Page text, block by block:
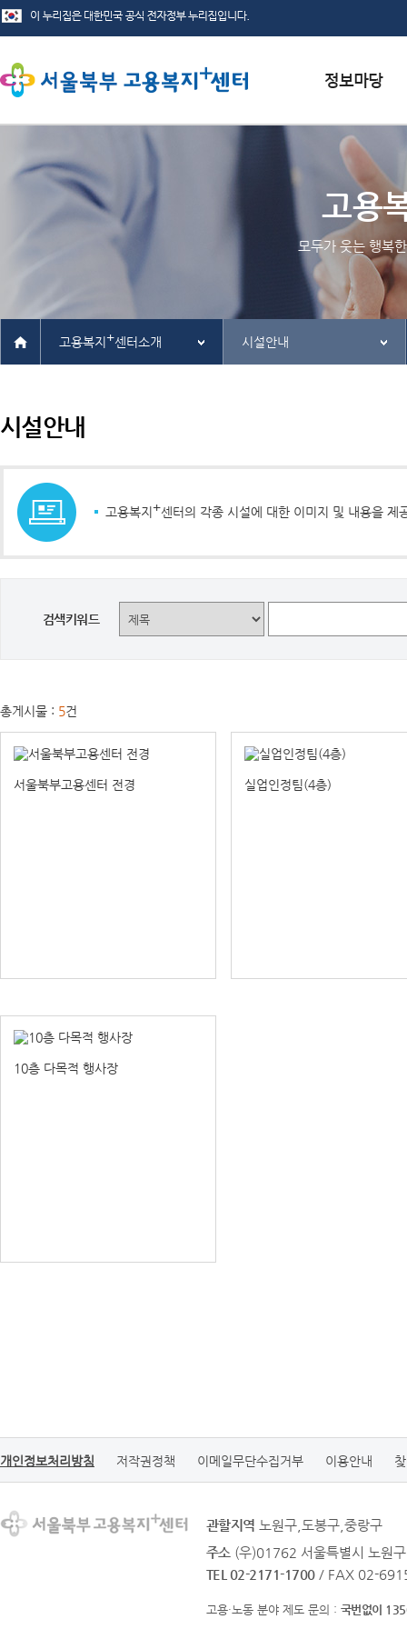
서식자료실
채용정보
인재정보
관련사이트
고용
모두가 웃는 행복
고용복지 +센터소개 시설안내
시설안내
고용복지 +센터의 각종 시설에 대한 이미지 및 내용을 제
검색키워드
총게시물 : 5건
서울북부고용센터 전경 실업인정팀(4층)
10층 다목적 행사장
개인정보처리방침 저작권정책 이메일무단수집거부 이용안내
관할지역 노원구,도봉구,중랑구
주소 (우)01762 서울특별시 노원
TEL 02-2171-1700 / FAX 02-
고용·노동 분야 제도 문의 : 국번없이